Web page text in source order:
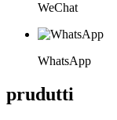
WeChat
WhatsApp
prudutti